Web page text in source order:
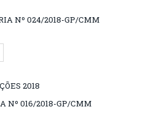
Nº 024/2018-GP/CMM
2018
Nº 016/2018-GP/CMM